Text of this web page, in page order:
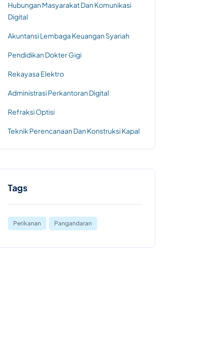
Hubungan Masyarakat Dan Komunikasi
Digital
Akuntansi Lembaga Keuangan Syariah
Pendidikan Dokter Gigi
Rekayasa Elektro
Administrasi Perkantoran Digital
Refraksi Optisi
Teknik Perencanaan Dan Konstruksi Kapal
Tags
Perikanan Pangandaran